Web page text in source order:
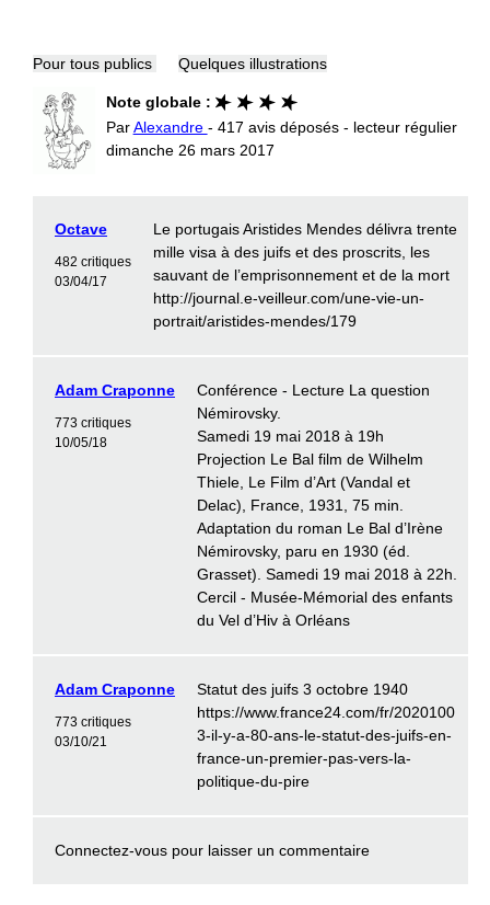
Pour tous publics Quelques illustrations
Note globale :
ParAlexandre - 417 avis déposés - lecteur régulier
dimanche 26 mars 2017
Octave
482 critiques
03/04/17
Le portugais Aristides Mendes délivra trente
mille visa à des juifs et des proscrits, les
sauvant de l’emprisonnement et de la mort
http://journal.e-veilleur.com/une-vie-un-
portrait/aristides-mendes/179
Adam Craponne
773 critiques
10/05/18
Conférence - Lecture La question
Némirovsky.
Samedi 19 mai 2018 à 19h
Projection Le Bal film de Wilhelm
Thiele, Le Film d’Art (Vandal et
Delac), France, 1931, 75 min.
Adaptation du roman Le Bal d’Irène
Némirovsky, paru en 1930 (éd.
Grasset). Samedi 19 mai 2018 à 22h.
Cercil - Musée-Mémorial des enfants
du Vel d’Hiv à Orléans
Adam Craponne
773 critiques
03/10/21
Statut des juifs 3 octobre 1940
https://www.france24.com/fr/2020100
3-il-y-a-80-ans-le-statut-des-juifs-en-
france-un-premier-pas-vers-la-
politique-du-pire
Connectez-vous pour laisser un commentaire